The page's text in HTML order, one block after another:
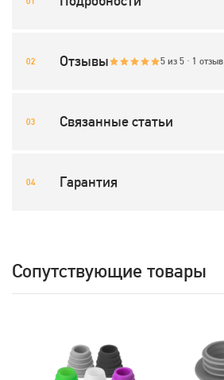
Отзывы 5 из 5 · 1 отзыв
Связанные статьи
Гарантия
Сопутствующие товары